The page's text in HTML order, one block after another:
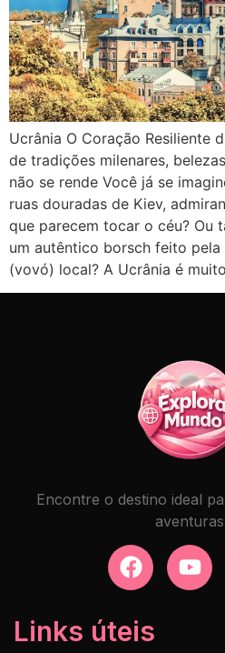
Ucrânia O Coração Resiliente
de tradições milenares,
não se rende Você já se
ruas douradas de Kiev,
que parecem tocar o céu? Ou
um autêntico borsch feito
(vovó) local? A Ucrânia é
Encontre o destino ideal
aventuras
Links úteis